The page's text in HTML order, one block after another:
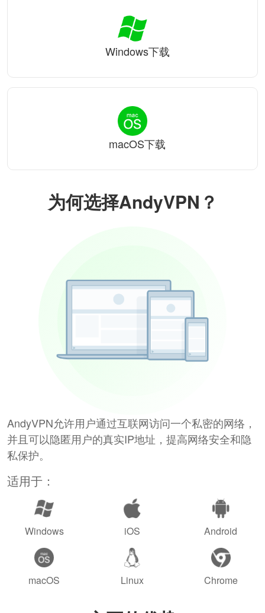
为何选择AndyVPN？
AndyVPN允许用户通过互联网访问一个私密的网络，
并且可以隐匿用户的真实IP地址，提高网络安全和隐
私保护。
适用于：
Windows iOS Android
macOS Linux Chrome
Windows下载
macOS下载